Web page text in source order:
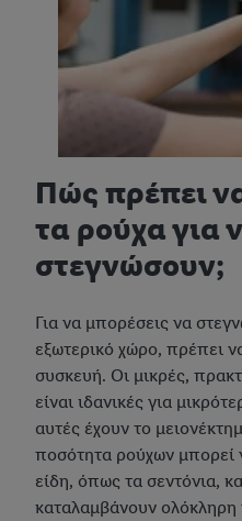
Πώς πρέπει
τα ρούχα για
στεγνώσουν;
Για να μπορέσεις να
εξωτερικό χώρο, πρέπει
συσκευή. Οι μικρές,
είναι ιδανικές για
αυτές έχουν το
ποσότητα ρούχων μπορεί
είδη, όπως τα σεντόνια,
καταλαμβάνουν